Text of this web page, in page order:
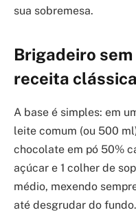
sua sobremesa.
Brigadeiro
receita
A base é simples: em
leite comum (ou 500
chocolate em pó 50%
açúcar e 1 colher de
médio, mexendo
até desgrudar do fundo.